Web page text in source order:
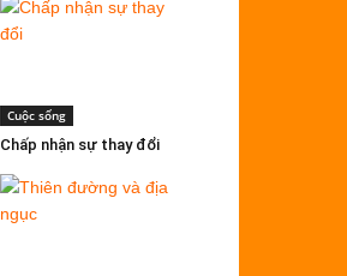
Cuộc sống
Chấp nhận sự thay đổi